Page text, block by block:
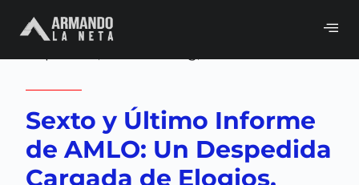
Volver a Blog
Sexto y Último Informe
de AMLO: Un Despedida
Cargada de Elogios,